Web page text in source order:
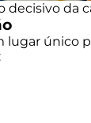
da
lugar único